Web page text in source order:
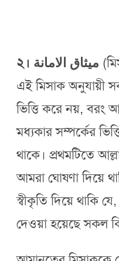
২। ميثاق الامانة
এই মিসাক অনুযায়ী
ভিত্তি করে নয়, বরং
মধ্যকার সম্পর্কের
থাকে। প্রথমটিতে
আমরা ঘোষণা দিয়ে
স্বীকৃতি দিয়ে থাকি
দেওয়া হয়েছে সকল